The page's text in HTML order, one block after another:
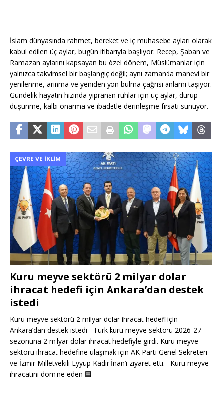
İslam dünyasında rahmet, bereket ve iç muhasebe ayları olarak
kabul edilen üç aylar, bugün itibarıyla başlıyor. Recep, Şaban ve
Ramazan aylarını kapsayan bu özel dönem, Müslümanlar için
yalnızca takvimsel bir başlangıç değil; aynı zamanda manevi bir
yenilenme, arınma ve yeniden yön bulma çağrısı anlamı taşıyor.
Gündelik hayatın hızında yıpranan ruhlar için üç aylar, durup
düşünme, kalbi onarma ve ibadetle derinleşme fırsatı sunuyor.
ÇEVRE VE İKLIM
Kuru meyve sektörü 2 milyar dolar
ihracat hedefi için Ankara’dan destek
istedi
Kuru meyve sektörü 2 milyar dolar ihracat hedefi için
Ankara’dan destek istedi Türk kuru meyve sektörü 2026-27
sezonuna 2 milyar dolar ihracat hedefiyle girdi. Kuru meyve
sektörü ihracat hedefine ulaşmak için AK Parti Genel Sekreteri
ve İzmir Milletvekili Eyyüp Kadir İnan’ı ziyaret etti. Kuru meyve
ihracatını domine eden 🟦